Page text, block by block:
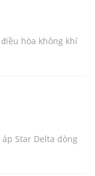
hòa không khí
Star Delta dòng